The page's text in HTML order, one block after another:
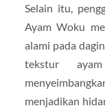
Selain itu,
Ayam Woku
alami pada
tekstur
menjadikan